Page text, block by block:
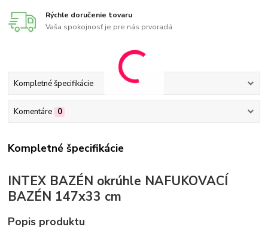
Rýchle doručenie tovaru
Vaša spokojnosť je pre nás prvoradá
Kompletné špecifikácie
Komentáre 0
Kompletné špecifikácie
INTEX BAZÉN okrúhle NAFUKOVACÍ
BAZÉN 147x33 cm
Popis produktu